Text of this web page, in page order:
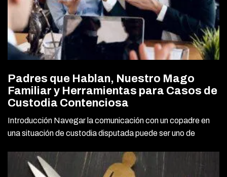
Padres que Hablan, Nuestro Mago
Familiar y Herramientas para Casos de
Custodia Contenciosa
Introducción Navegar la comunicación con un copadre en
una situación de custodia disputada puede ser uno de